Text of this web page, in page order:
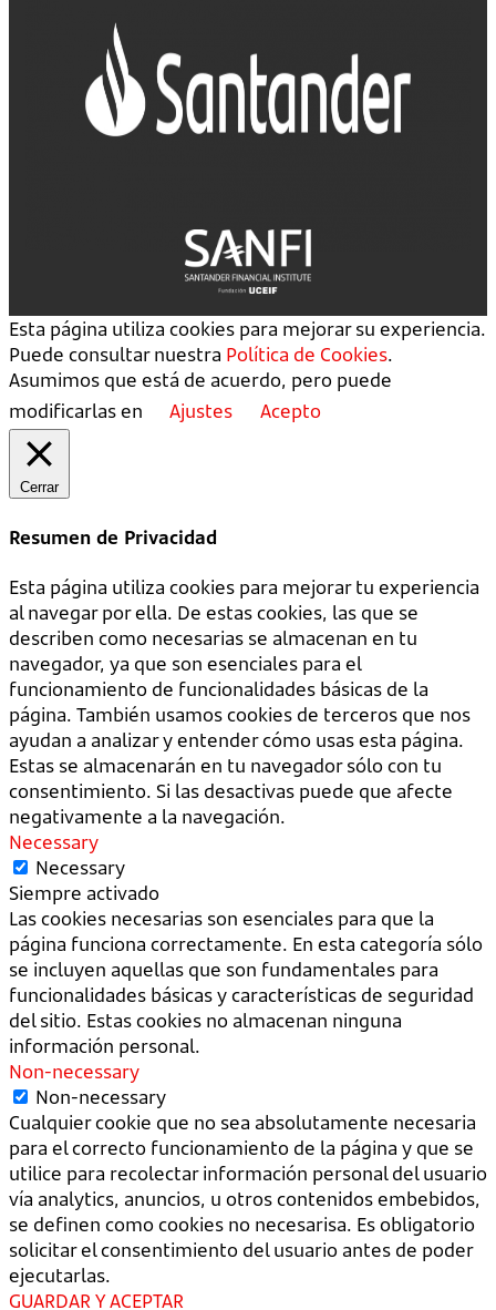
Esta página utiliza cookies para mejorar su experiencia.
Puede consultar nuestra Política de Cookies.
Asumimos que está de acuerdo, pero puede
modificarlas en
Ajustes Acepto
Cerrar
Resumen de Privacidad
Esta página utiliza cookies para mejorar tu experiencia
al navegar por ella. De estas cookies, las que se
describen como necesarias se almacenan en tu
navegador, ya que son esenciales para el
funcionamiento de funcionalidades básicas de la
página. También usamos cookies de terceros que nos
ayudan a analizar y entender cómo usas esta página.
Estas se almacenarán en tu navegador sólo con tu
consentimiento. Si las desactivas puede que afecte
negativamente a la navegación.
Necessary
Necessary
Siempre activado
Las cookies necesarias son esenciales para que la
página funciona correctamente. En esta categoría sólo
se incluyen aquellas que son fundamentales para
funcionalidades básicas y características de seguridad
del sitio. Estas cookies no almacenan ninguna
información personal.
Non-necessary
Non-necessary
Cualquier cookie que no sea absolutamente necesaria
para el correcto funcionamiento de la página y que se
utilice para recolectar información personal del usuario
vía analytics, anuncios, u otros contenidos embebidos,
se definen como cookies no necesarisa. Es obligatorio
solicitar el consentimiento del usuario antes de poder
ejecutarlas.
GUARDAR Y ACEPTAR